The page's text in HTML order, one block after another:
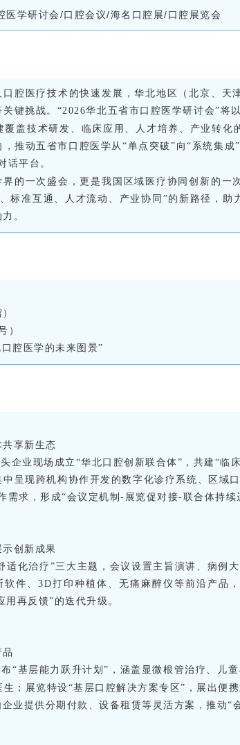
医学研讨会/口腔会议/海名口腔展/口腔展览会
腔医疗技术的快速发展，华北地区（北京、天
键挑战。“2026华北五省市口腔医学研讨会”将
盖技术研发、临床应用、人才培养、产业转化
推动五省市口腔医学从“单点突破”向“系统集
话平台。
的一次盛会，更是我国区域医疗协同创新的一
标准互通、人才流动、产业协同”的新路径，助
。
）
腔医学的未来图景”
享新生态
企业现场成立“华北口腔创新联合体”，共建“临
呈现跨机构协作开发的数字化诊疗系统、区域
需求，形成“会议定机制-展览促对接-联合体持续
创新成果
适化治疗”三大主题，会议设置主旨演讲、病例
件、3D打印种植体、无痛麻醉仪等前沿产品
再反馈”的迭代升级。
“基层能力跃升计划”，涵盖显微根管治疗、儿
；展览特设“基层口腔解决方案专区”，展出便
业提供分期付款、设备租赁等灵活方案，推动